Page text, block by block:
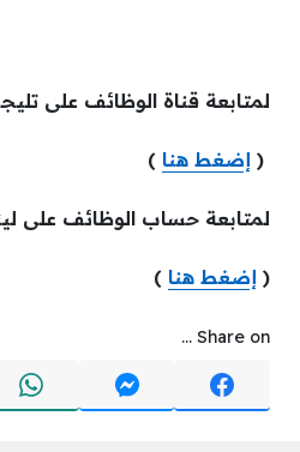
لمتابعة قناة الوظائف على
( إضغط هنا )
لمتابعة حساب الوظائف على
( إضغط هنا )
Share on ...